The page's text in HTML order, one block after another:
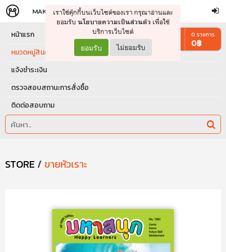
จัดการรถเข็น ดำเนินการต่อ
MAKERS STORE
เราใช้คุ๊กกี้บนเว็บไซต์ของเรา กรุณาอ่านและ
ยอมรับ นโยบายความเป็นส่วนตัว เพื่อใช้
บริการเว็บไซต์
ยอมรับ ไม่ยอมรับ
หน้าแรก
หมวดหมู่สินค้า
แจ้งชำระเงิน
ตรวจสอบสถานะการสั่งซื้อ
ติดต่อสอบถาม
0 รายการ
0฿
STORE / ขายหัวเราะ